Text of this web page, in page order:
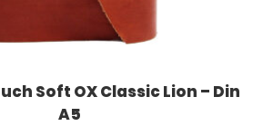
Soft OX Classic Lion – Din
A5